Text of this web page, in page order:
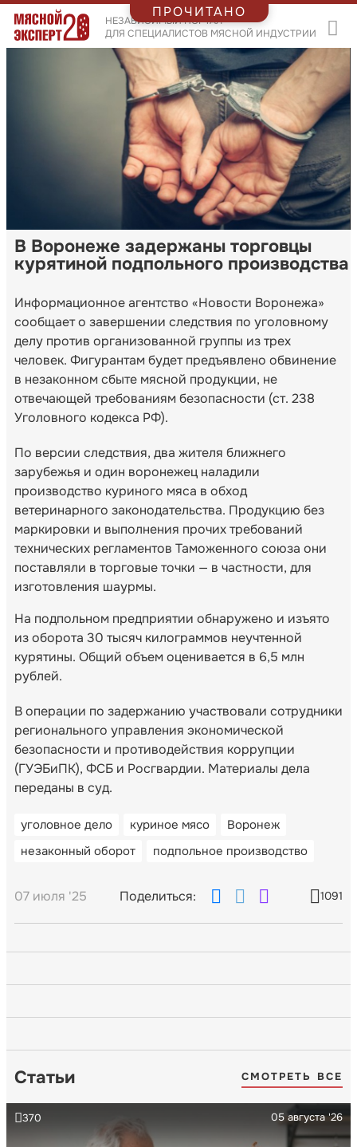
НЕЗАВИСИМЫЙ ПОРТАЛ
ДЛЯ СПЕЦИАЛИСТОВ МЯСНОЙ ИНДУСТРИИ
В Воронеже задержаны торговцы
курятиной подпольного производства
Информационное агентство «Новости Воронежа»
сообщает о завершении следствия по уголовному
делу против организованной группы из трех
человек. Фигурантам будет предъявлено обвинение
в незаконном сбыте мясной продукции, не
отвечающей требованиям безопасности (ст. 238
Уголовного кодекса РФ).
По версии следствия, два жителя ближнего
зарубежья и один воронежец наладили
производство куриного мяса в обход
ветеринарного законодательства. Продукцию без
маркировки и выполнения прочих требований
технических регламентов Таможенного союза они
поставляли в торговые точки — в частности, для
изготовления шаурмы.
На подпольном предприятии обнаружено и изъято
из оборота 30 тысяч килограммов неучтенной
курятины. Общий объем оценивается в 6,5 млн
рублей.
В операции по задержанию участвовали сотрудники
регионального управления экономической
безопасности и противодействия коррупции
(ГУЭБиПК), ФСБ и Росгвардии. Материалы дела
переданы в суд.
уголовное дело куриное мясо
Воронеж
незаконный оборот
подпольное производство
07 июля '25 Поделиться: 1091
Статьи СМОТРЕТЬ ВСЕ
05 августа '26
370
ПРОЧИТАНО